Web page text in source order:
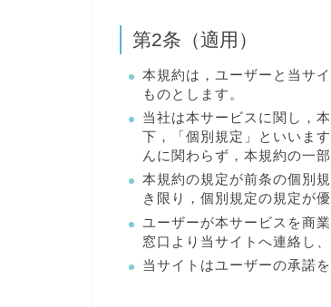
第2条（適用）
本規約は，ユーザーと当サ
ものとします。
当社は本サービスに関し，
下，「個別規定」といいま
んに関わらず，本規約の一
本規約の規定が前条の個別
き限り，個別規定の規定が
ユーザーが本サービスを商
窓口より当サイトへ連絡し
当サイトはユーザーの承諾